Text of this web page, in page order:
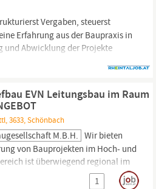
Vergaben, steuerst
Erfahrung aus der Baupraxis in
Abwicklung der Projekte
von
Umfeldmit Fokus auf
Strukturierung und
EVN Leitungsbau im Raum
3633, Schönbach
M.b.H. Wir bieten
von Bauprojekten im Hoch- und
ist überwiegend regional im
JOBANGEBOT: Wir suchen zur
1